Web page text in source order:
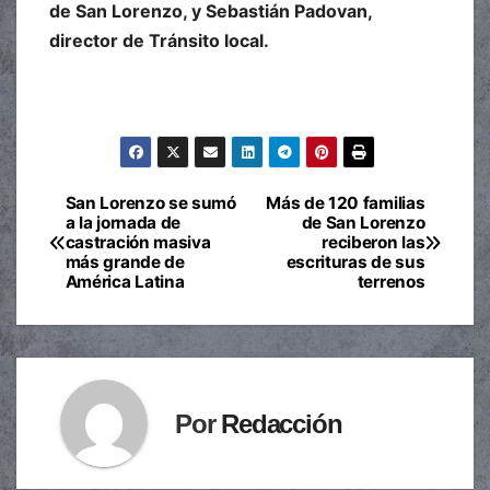
de San Lorenzo, y Sebastián Padovan,
director de Tránsito local.
Navegación
de
Más de 120 familias
de San Lorenzo
reciberon las
escrituras de sus
terrenos
San Lorenzo se sumó
a la jornada de
castración masiva
más grande de
América Latina
PorRedacción